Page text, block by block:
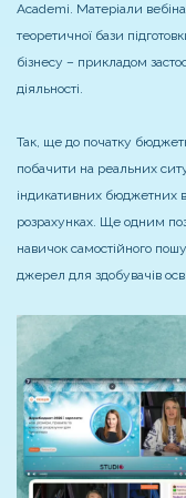
Academi. Матеріали
теоретичної бази
бізнесу – прикладом
діяльності.
Так, ще до початку
побачити на реальних
індикативних бюджетних
розрахунках. Ще одним
навичок самостійного
джерел для здобувачів